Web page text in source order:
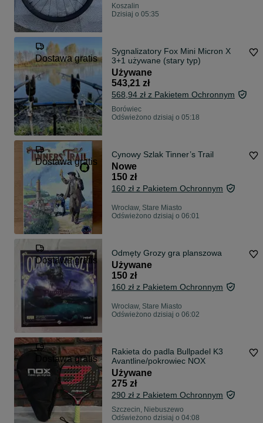
Koszalin
Dzisiaj o 05:35
Dostawa gratis
Sygnalizatory Fox Mini Micron X
3+1 używane (stary typ)
Używane
543,21 zł
568,94 zł z Pakietem Ochronnym
Borówiec
Odświeżono dzisiaj o 05:18
Dostawa gratis
Cynowy Szlak Tinner’s Trail
Nowe
150 zł
160 zł z Pakietem Ochronnym
Wrocław, Stare Miasto
Odświeżono dzisiaj o 06:01
Dostawa gratis
Odmęty Grozy gra planszowa
Używane
150 zł
160 zł z Pakietem Ochronnym
Wrocław, Stare Miasto
Odświeżono dzisiaj o 06:02
Dostawa gratis
Rakieta do padla Bullpadel K3
Avantline/pokrowiec NOX
Używane
275 zł
290 zł z Pakietem Ochronnym
Szczecin, Niebuszewo
Odświeżono dzisiaj o 04:08